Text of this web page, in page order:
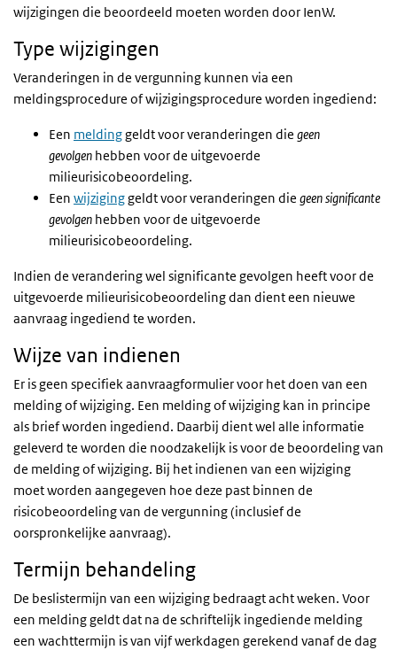
wijzigingen die beoordeeld moeten worden door IenW.
Type wijzigingen
Veranderingen in de vergunning kunnen via een
meldingsprocedure of wijzigingsprocedure worden ingediend:
Een meldinggeldt voor veranderingen die geen
gevolgen hebben voor de uitgevoerde
milieurisicobeoordeling.
Een wijziginggeldt voor veranderingen die geen significante
gevolgen hebben voor de uitgevoerde
milieurisicobeoordeling.
Indien de verandering wel significante gevolgen heeft voor de
uitgevoerde milieurisicobeoordeling dan dient een nieuwe
aanvraag ingediend te worden.
Wijze van indienen
Er is geen specifiek aanvraagformulier voor het doen van een
melding of wijziging. Een melding of wijziging kan in principe
als brief worden ingediend. Daarbij dient wel alle informatie
geleverd te worden die noodzakelijk is voor de beoordeling van
de melding of wijziging. Bij het indienen van een wijziging
moet worden aangegeven hoe deze past binnen de
risicobeoordeling van de vergunning (inclusief de
oorspronkelijke aanvraag).
Termijn behandeling
De beslistermijn van een wijziging bedraagt acht weken. Voor
een melding geldt dat na de schriftelijk ingediende melding
een wachttermijn is van vijf werkdagen gerekend vanaf de dag